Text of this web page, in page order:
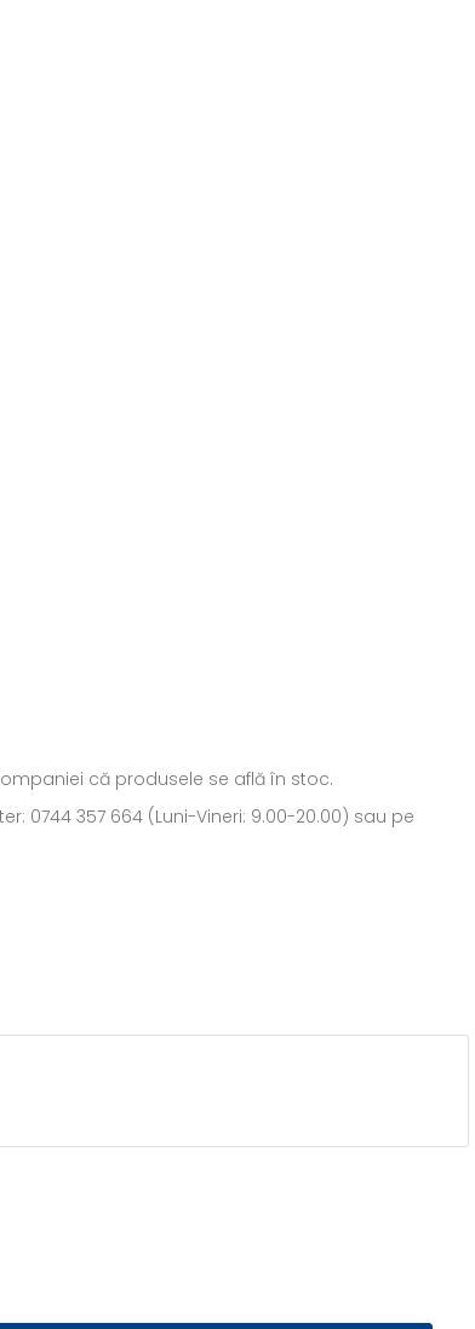
că produsele se află în stoc.
0744 357 664 (Luni-Vineri: 9.00-20.00) sau pe